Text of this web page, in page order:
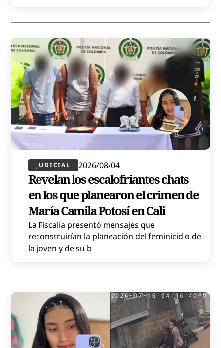
JUDICIAL 2026/08/04
Revelan los escalofriantes chats
en los que planearon el crimen de
María Camila Potosí en Cali
La Fiscalía presentó mensajes que
reconstruirían la planeación del feminicidio de
la joven y de su b